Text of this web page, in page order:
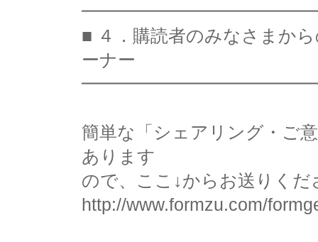
■ ４．購読者のみなさまか
ーナー
簡単な「シェアリング・ご
あります
ので、ここ↓からお送りくだ
http://www.formzu.com/